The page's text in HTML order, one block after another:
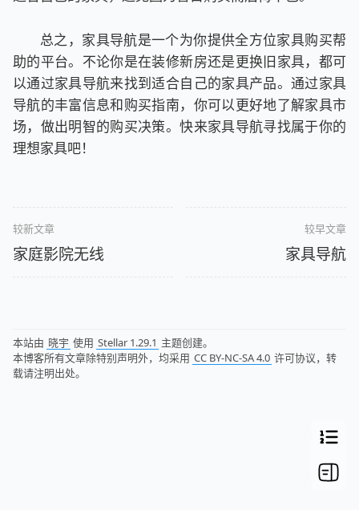
总之，家具导航是一个为你提供全方位家具购买帮
助的平台。不论你是在装修新房还是更换旧家具，都可
以通过家具导航来找到适合自己的家具产品。通过家具
导航的丰富信息和购买指南，你可以更好地了解家具市
场，做出明智的购买决策。快来家具导航寻找属于你的
理想家具吧！
较新文章
家庭影院无线
较早文章
家具导航
本站由 晓宇 使用 Stellar 1.29.1 主题创建。
本博客所有文章除特别声明外，均采用 CC BY-NC-SA 4.0 许可协议，转
载请注明出处。